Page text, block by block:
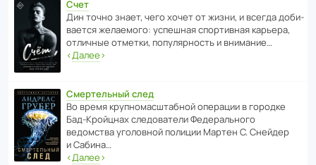
Счет
Дин точно знает, чего хочет от жизни, и всегда доби­
ва­ется жела­е­мого: успе­шная спор­ти­вная карьера,
отли­чные отметки, попу­ля­р­ность и внимание…
‹Далее›
Смертельный след
Во время круп­но­мас­ш­та­бной операции в городке
Бад‑Крой­цнах следо­ва­тели Феде­раль­ного
ведомства уголо­вной полиции Мартен С. Снейдер
и Сабина…
‹Далее›